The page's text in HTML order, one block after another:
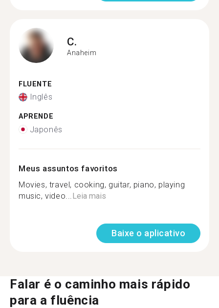
C.
Anaheim
FLUENTE
Inglês
APRENDE
Japonês
Meus assuntos favoritos
Movies, travel, cooking, guitar, piano, playing
music, video... Leia mais
Baixe o aplicativo
Falar é o caminho mais rápido
para a fluência